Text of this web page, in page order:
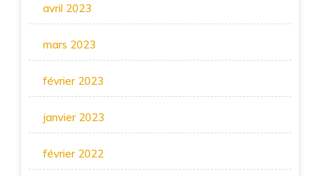
avril 2023
mars 2023
février 2023
janvier 2023
février 2022